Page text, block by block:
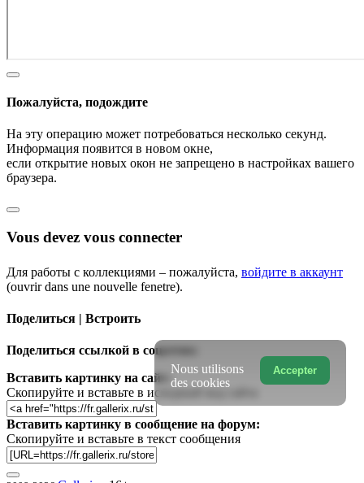
Пожалуйста, подождите
На эту операцию может потребоваться несколько секунд.
Информация появится в новом окне,
если открытие новых окон не запрещено в настройках вашего
браузера.
Vous devez vous connecter
Для работы с коллекциями – пожалуйста, войдите в аккаунт
(ouvrir dans une nouvelle fenetre).
Поделиться | Встроить
Поделиться ссылкой в соцсетях:
Вставить картинку на сайт:
Скопируйте и вставьте в исходный код сайта
Вставить картинку в сообщение на форум:
Скопируйте и вставьте в текст сообщения
Accepter
Nous utilisons
des cookies